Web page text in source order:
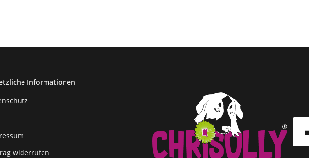
Informationen
widerrufen